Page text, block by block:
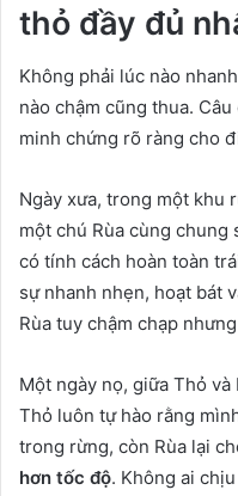
thỏ đầy đủ
Không phải lúc nào
nào chậm cũng thua.
minh chứng rõ ràng cho
Ngày xưa, trong một khu
một chú Rùa cùng chung
có tính cách hoàn toàn
sự nhanh nhẹn, hoạt bát
Rùa tuy chậm chạp
Một ngày nọ, giữa Thỏ
Thỏ luôn tự hào rằng
trong rừng, còn Rùa lại
hơn tốc độ. Không ai